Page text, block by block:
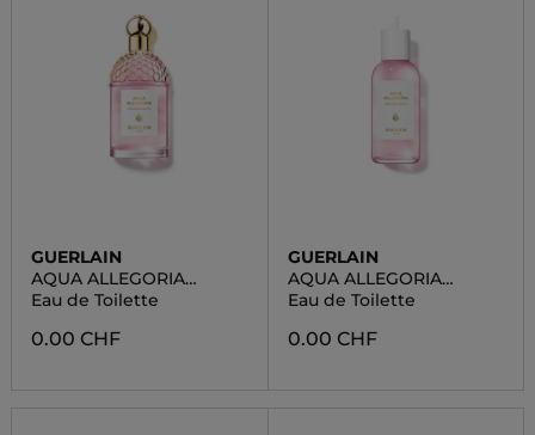
GUERLAIN
AQUA ALLEGORIA
GRANADA SALVIA
Eau de Toilette
0.00 CHF
GUERLAIN
AQUA ALLEGORIA
GRANADA SALVIA
Eau de Toilette
0.00 CHF